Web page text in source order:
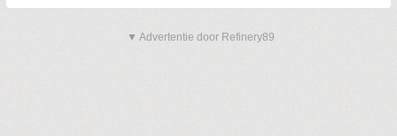
▼ Advertentie door Refinery89